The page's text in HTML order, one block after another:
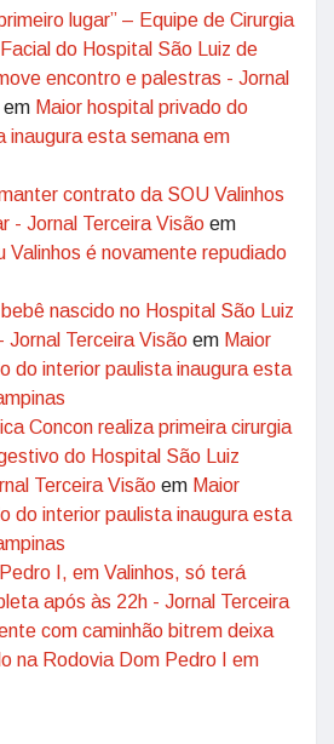
lugar” – Equipe de Cirurgia
do Hospital São Luiz de
encontro e palestras - Jornal
em Maior hospital privado do
inaugura esta semana em
contrato da SOU Valinhos
- Jornal Terceira Visão em
Valinhos é novamente repudiado
nascido no Hospital São Luiz
Jornal Terceira Visão em Maior
do interior paulista inaugura esta
Concon realiza primeira cirurgia
do Hospital São Luiz
Terceira Visão em Maior
do interior paulista inaugura esta
I, em Valinhos, só terá
após às 22h - Jornal Terceira
com caminhão bitrem deixa
na Rodovia Dom Pedro I em